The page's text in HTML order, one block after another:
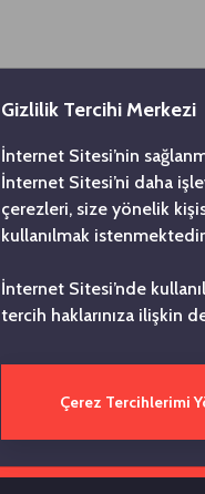
Gizlilik Tercihi Merkezi
İnternet Sitesi’nin
İnternet Sitesi’ni daha
çerezleri, size yönelik
kullanılmak
İnternet Sitesi’nde
tercih haklarınıza ilişkin
Çerez Tercihlerimi